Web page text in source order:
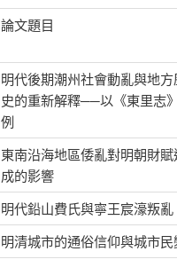
論文題目
明代後期潮州社會動亂與地方
史的重新解釋──以《東里志
例
東南沿海地區倭亂對明朝財賦
成的影響
明代鉛山費氏與寧王宸濠叛亂
明清城市的通俗信仰與城市民